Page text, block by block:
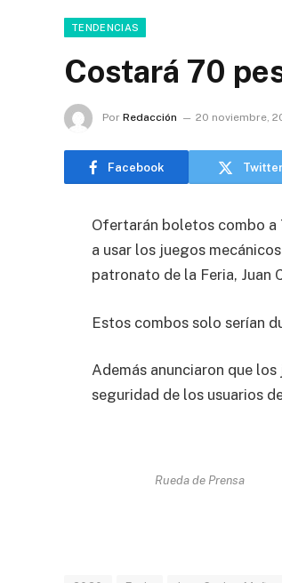
TENDENCIAS
Costará 70
Por Redacción 20 noviembre,
Facebook Twitter
Ofertarán boletos combo a
a usar los juegos
patronato de la Feria, Juan
Estos combos solo serían
Además anunciaron que
seguridad de los usuarios
Rueda de Prensa